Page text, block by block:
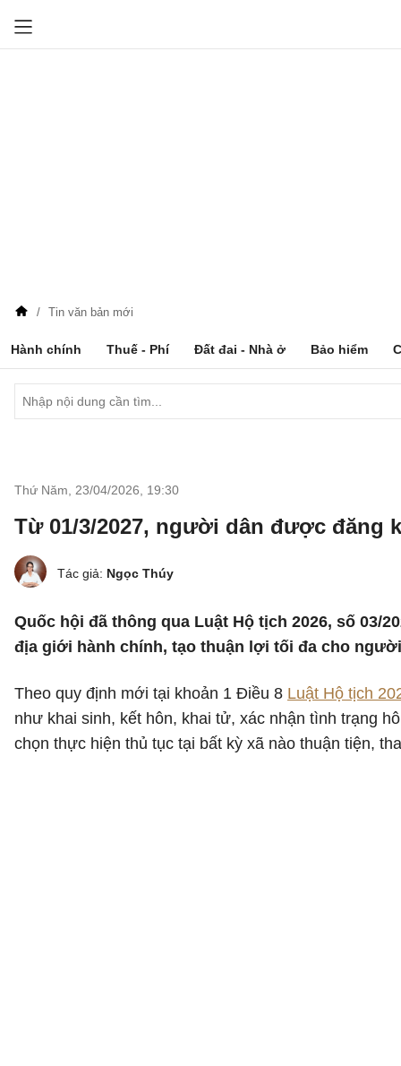
Tin văn bản mới
Hành chính Thuế - Phí Đất đai - Nhà ở Bảo hiểm
Thứ Năm, 23/04/2026 19:30
Từ 01/3/2027, người dân được đăng
Tác giả: Ngọc Thúy
Quốc hội đã thông qua Luật Hộ tịch 2026, số 03/
địa giới hành chính, tạo thuận lợi tối đa cho
Theo quy định mới tại khoản 1 Điều 8 Luật Hộ tịch
như khai sinh, kết hôn, khai tử, xác nhận tình trạng
chọn thực hiện thủ tục tại bất kỳ xã nào thuận tiện,